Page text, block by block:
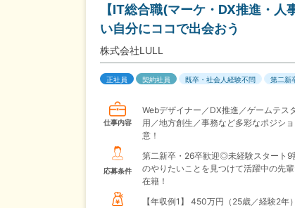
【IT総合職(マーケ・DX推進・
い自分にココで出会おう
株式会社LULL
正社員 契約社員 既卒・社会人経験不問 第二新
仕事内容
Webデザイナー／DX推進／ゲームテス
用／地方創生／事務など多彩なポジシ
意！
応募条件
第二新卒・26卒歓迎◎未経験スタート
のやりたいことを見つけて活躍中の先
在籍！
【年収例1】
450万円（25歳／経験2年）